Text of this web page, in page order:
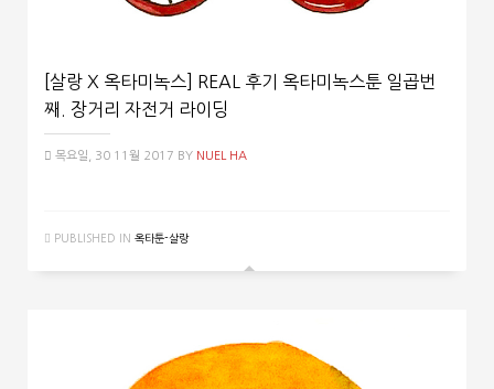
[살랑 X 옥타미녹스] REAL 후기 옥타미녹스툰 일곱번
째. 장거리 자전거 라이딩
목요일, 30 11월 2017 BY NUEL HA
PUBLISHED IN 옥타툰-살랑